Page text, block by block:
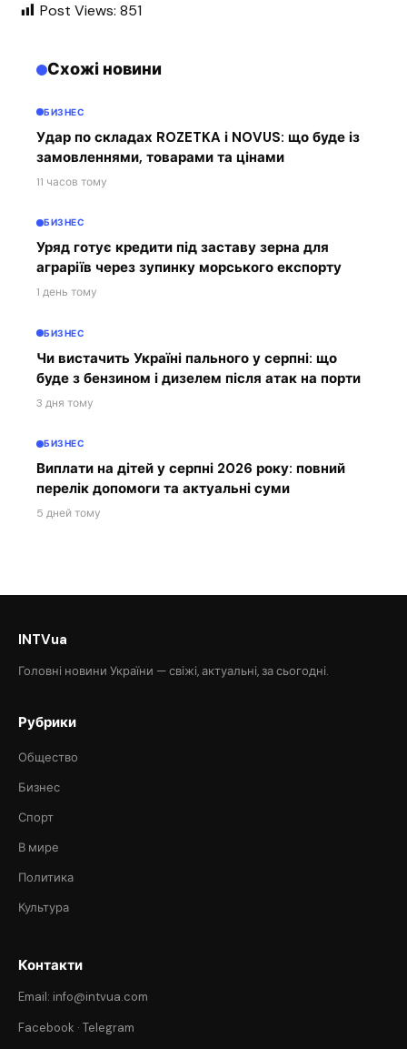
Post Views: 851
Схожі новини
БИЗНЕС
Удар по складах ROZETKA і NOVUS: що буде із
замовленнями, товарами та цінами
11 часов тому
БИЗНЕС
Уряд готує кредити під заставу зерна для
аграріїв через зупинку морського експорту
1 день тому
БИЗНЕС
Чи вистачить Україні пального у серпні: що
буде з бензином і дизелем після атак на порти
3 дня тому
БИЗНЕС
Виплати на дітей у серпні 2026 року: повний
перелік допомоги та актуальні суми
5 дней тому
INTVua
Головні новини України — свіжі, актуальні, за сьогодні.
Рубрики
Общество
Бизнес
Спорт
В мире
Политика
Культура
Контакти
Email: info@intvua.com
Facebook · Telegram